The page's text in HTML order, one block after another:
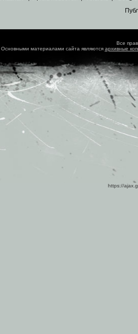
Все
Основными материалами сайта являются архивные
https://